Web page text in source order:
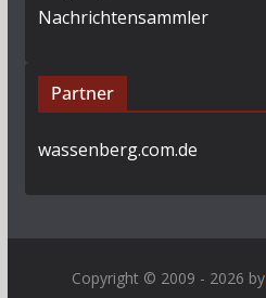
Nachrichtensammler
Partner
wassenberg.com.de
Copyright © 2009 - 2026 by